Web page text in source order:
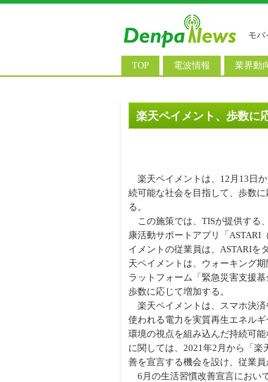
モバ
TOP 電波情報
基地局ニュース
業界動
決算情報
料金改定
楽天ペイメント、歩数に
楽天ペイメントは、12月13日
続可能な社会を目指して、歩数
る。
この施策では、TISが提供する
康活動サポートアプリ「ASTARI
イメントの従業員は、ASTARIを
天ペイメントは、ウォーキング
ラットフォーム「緊急災害支援
歩数に応じて増加する。
楽天ペイメントは、スマホ決済
使われる電力を実質再生エネル
環境の視点を組み込んだ持続可
に関しては、2021年2月から「
善を宣言する機会を設け、従業
6月の生活習慣改善宣言におい